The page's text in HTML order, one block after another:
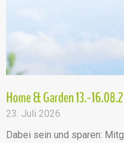
Home & Garden 13.-
23. Juli 2026
Dabei sein und sparen: